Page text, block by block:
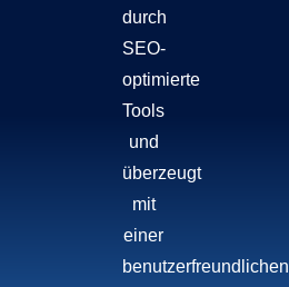
durch
SEO-
optimierte
Tools
und
überzeugt
mit
einer
benutzerfreundlichen